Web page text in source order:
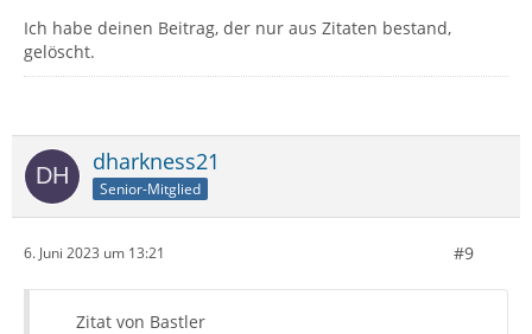
Ich habe deinen Beitrag, der nur aus Zitaten bestand,
gelöscht.
dharkness21
Senior-Mitglied
6. Juni 2023 um 13:21 #9
Zitat von Bastler